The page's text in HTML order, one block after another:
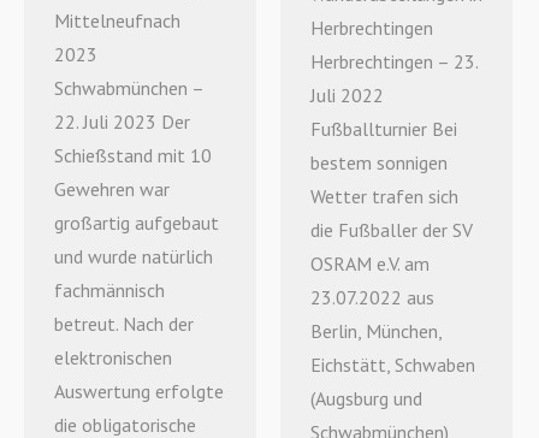
Mittelneufnach
2023
Schwabmünchen –
22. Juli 2023 Der
Schießstand mit 10
Gewehren war
großartig aufgebaut
und wurde natürlich
fachmännisch
betreut. Nach der
elektronischen
Auswertung erfolgte
die obligatorische
Herbrechtingen
Herbrechtingen – 23.
Juli 2022
Fußballturnier Bei
bestem sonnigen
Wetter trafen sich
die Fußballer der SV
OSRAM e.V. am
23.07.2022 aus
Berlin, München,
Eichstätt, Schwaben
(Augsburg und
Schwabmünchen)